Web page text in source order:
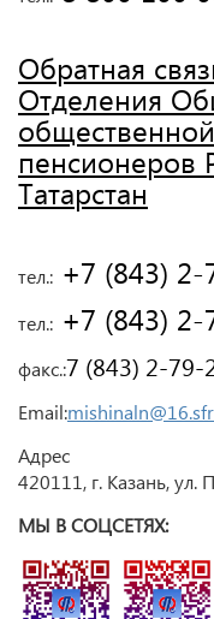
Обратная
Отделения
пенсионеров
Татарстан
тел.: +7 (843)
тел.: +7 (843)
факс.:7 (843) 2-79-
Email:
Адрес
420111, г. Казань,
МЫ В СОЦСЕТЯХ: